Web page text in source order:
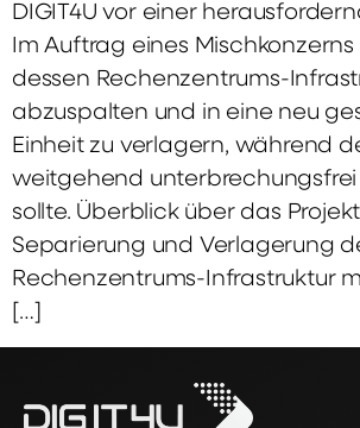
DIGIT4U vor einer
Im Auftrag eines Mischkonzerns
dessen Rechenzentrums-
abzuspalten und in eine neu
Einheit zu verlagern, während
weitgehend
sollte. Überblick über das
Separierung und Verlagerung
Rechenzentrums-Infrastruktur
[…]